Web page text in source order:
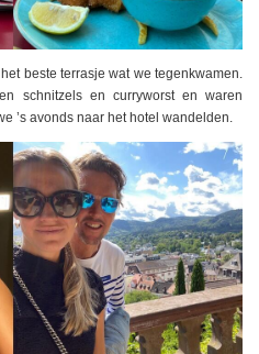
beste terrasje wat we tegenkwamen.
schnitzels en curryworst en waren
’s avonds naar het hotel wandelden.